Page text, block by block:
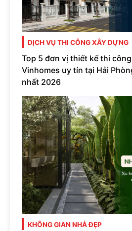
DỊCH VỤ THI CÔNG XÂY DỰNG
Top 5 đơn vị thiết kế thi
Vinhomes uy tín tại Hải
nhất 2026
KHÔNG GIAN NHÀ ĐẸP